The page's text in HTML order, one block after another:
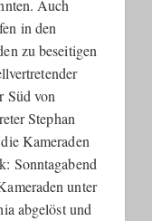
Auch
in den
zu beseitigen
Süd von
Stephan
Kameraden
Sonntagabend
unter
abgelöst und